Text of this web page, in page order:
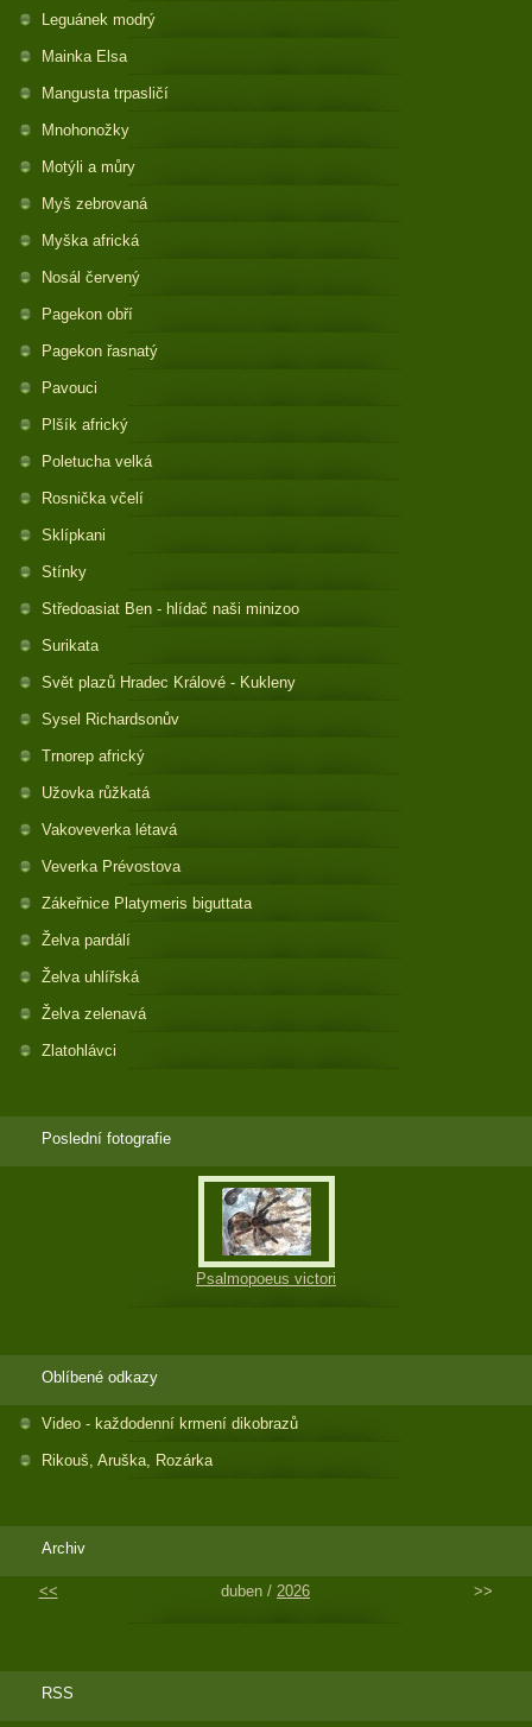
Leguánek modrý
Mainka Elsa
Mangusta trpasličí
Mnohonožky
Motýli a můry
Myš zebrovaná
Myška africká
Nosál červený
Pagekon obří
Pagekon řasnatý
Pavouci
Plšík africký
Poletucha velká
Rosnička včelí
Sklípkani
Stínky
Středoasiat Ben - hlídač naši minizoo
Surikata
Svět plazů Hradec Králové - Kukleny
Sysel Richardsonův
Trnorep africký
Užovka růžkatá
Vakoveverka létavá
Veverka Prévostova
Zákeřnice Platymeris biguttata
Želva pardálí
Želva uhlířská
Želva zelenavá
Zlatohlávci
Poslední fotografie
Psalmopoeus victori
Oblíbené odkazy
Video - každodenní krmení dikobrazů
Rikouš, Aruška, Rozárka
Archiv
<< duben / 2026 >>
RSS